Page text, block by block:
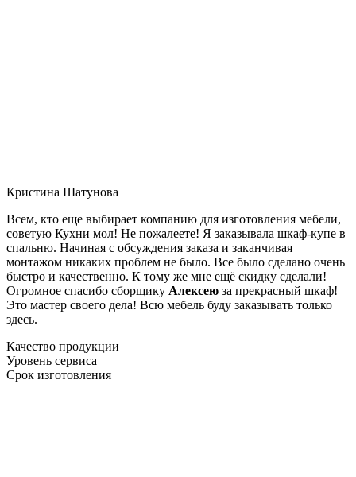
Кристина Шатунова
Всем, кто еще выбирает компанию для изготовления мебели,
советую Кухни мол! Не пожалеете! Я заказывала шкаф-купе в
спальню. Начиная с обсуждения заказа и заканчивая
монтажом никаких проблем не было. Все было сделано очень
быстро и качественно. К тому же мне ещё скидку сделали!
Огромное спасибо сборщику Алексею за прекрасный шкаф!
Это мастер своего дела! Всю мебель буду заказывать только
здесь.
Качество продукции
Уровень сервиса
Срок изготовления